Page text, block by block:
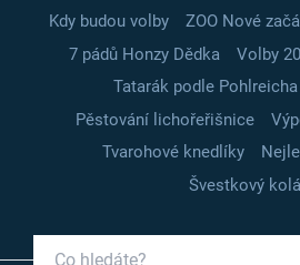
Kdy budou volby
ZOO Nové
7 pádů Honzy Dědka
Volby
Tatarák podle Pohlreicha
Pěstování lichořeřišnice
Tvarohové knedlíky
Švestkový